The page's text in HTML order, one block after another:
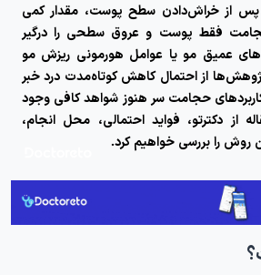
پس از خراش‌دادن سطح پوست، مقدار کمی
فقط پوست و عروق سطحی را درگیر
عمیق مو یا عوامل هورمونی ریزش مو
از احتمال کاهش کوتاه‌مدت درد خبر
کاربردهای حجامت سر هنوز شواهد کافی وجود
از دکترتو، فواید احتمالی، محل انجام،
روش را بررسی خواهیم کرد.